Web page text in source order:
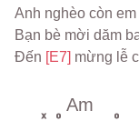
Anh nghèo còn em
Bạn bè mời dăm
Đến [E7] mừng lễ
Am
x o o